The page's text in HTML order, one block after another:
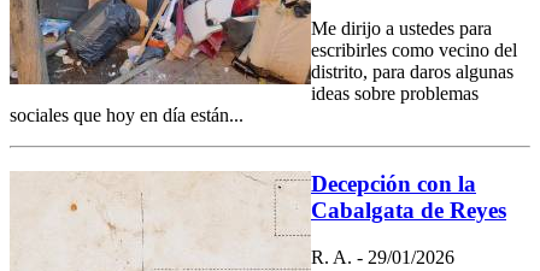
Me dirijo a ustedes para
escribirles como vecino del
distrito, para daros algunas
ideas sobre problemas
sociales que hoy en día están...
Decepción con la
Cabalgata de Reyes
R. A. - 29/01/2026